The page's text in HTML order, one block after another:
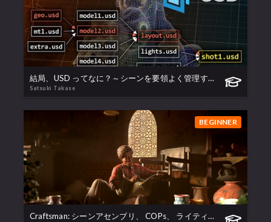
結局、USD ってなに？～シーンを要領よく管理するには～
Satsuki Takase
BEGINNER
Craftsman: シーンアセンブリ、 COPs、 ライティング & ルックデブ